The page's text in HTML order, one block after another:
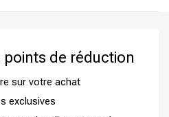
CombiDeals
points de réduction
sur votre achat
exclusives